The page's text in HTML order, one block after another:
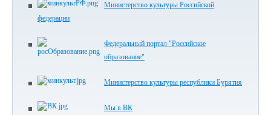
Министерство культуры Российской
федерации
Федеральный портал "Российское
образование"
Министерство культуры республики Бурятия
Мы в ВК